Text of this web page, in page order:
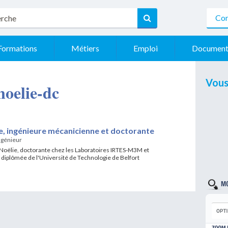
Métiers Emploi
dc
ingénieure mécanicienne et doctorante
doctorante chez les Laboratoires IRTES-M3M et
de l'Université de Technologie de Belfort